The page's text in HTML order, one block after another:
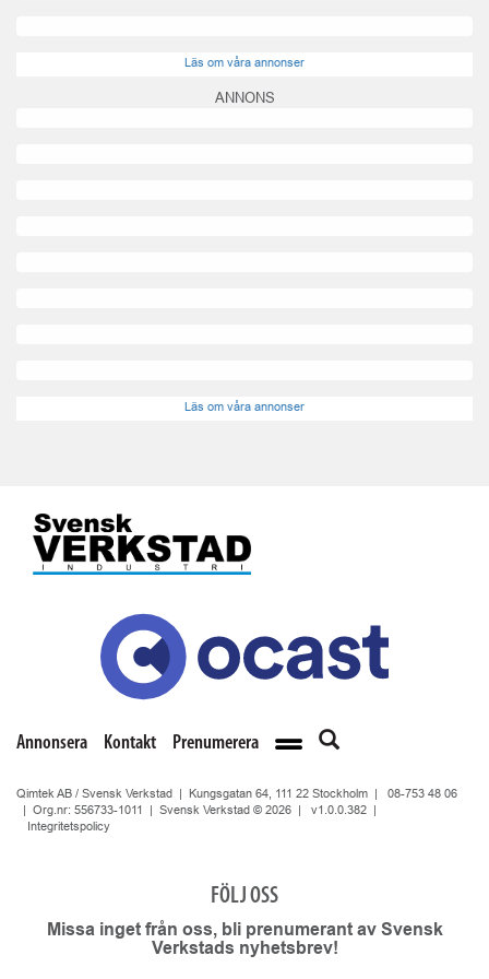
Läs om våra annonser
ANNONS
Läs om våra annonser
Annonsera Kontakt Prenumerera
Qimtek AB / Svensk Verkstad | Kungsgatan 64, 111 22 Stockholm | 08-753 48 06
| Org.nr: 556733-1011 | Svensk Verkstad © 2026 | v1.0.0.382
Integritetspolicy
FÖLJ OSS
Missa inget från oss, bli prenumerant av Svensk
Verkstads nyhetsbrev!